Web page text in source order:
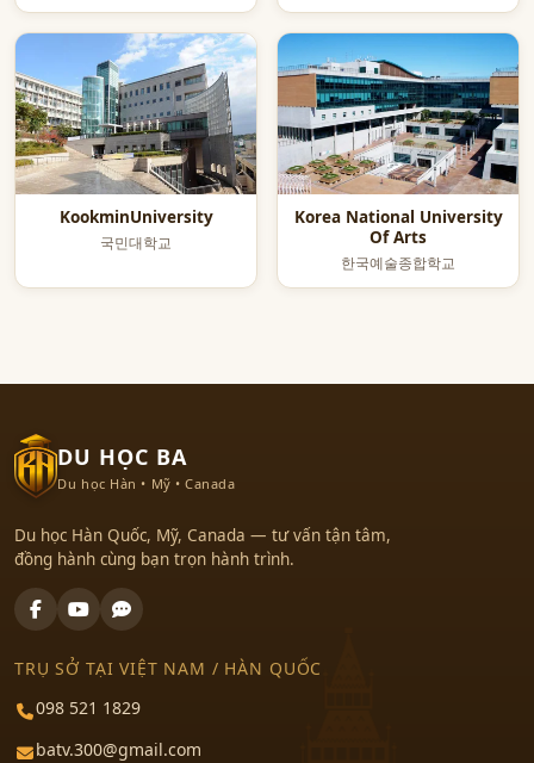
KookminUniversity
국민대학교
Korea National University
Of Arts
한국예술종합학교
DU HỌC BA
Du học Hàn • Mỹ • Canada
Du học Hàn Quốc, Mỹ, Canada — tư vấn tận tâm,
đồng hành cùng bạn trọn hành trình.
TRỤ SỞ TẠI VIỆT NAM / HÀN QUỐC
098 521 1829
batv.300@gmail.com